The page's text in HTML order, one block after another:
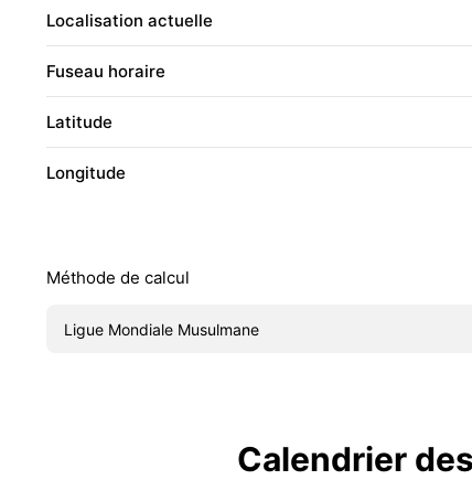
Localisation actuelle
Fuseau horaire
Latitude
Longitude
Méthode de calcul
Calendrier